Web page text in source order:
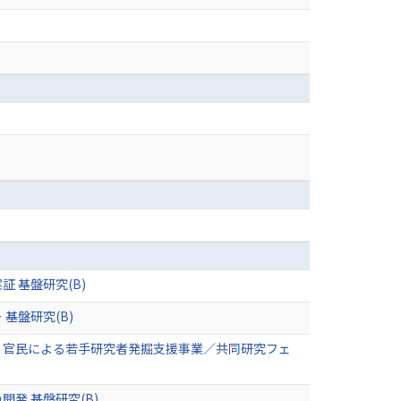
基盤研究(B)
基盤研究(B)
民による若手研究者発掘支援事業／共同研究フェ